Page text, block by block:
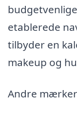
etablerede
tilbyder en
makeup og
Andre